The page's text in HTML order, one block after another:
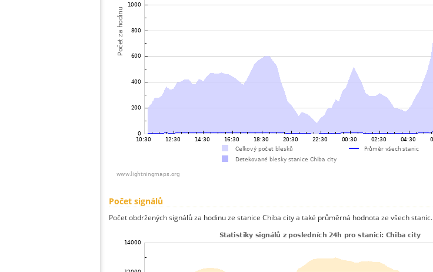
Počet signálů
Počet obdržených signálů za hodinu ze stanice Chiba city a také průměrná hodnota ze všech stanic.